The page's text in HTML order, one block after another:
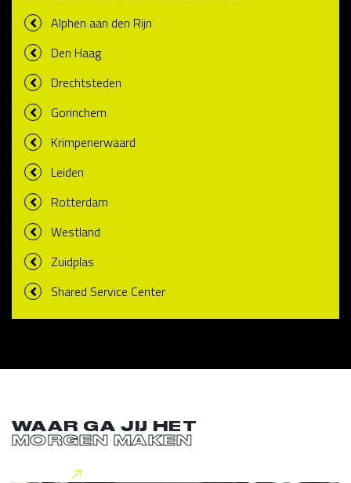
Alphen aan den Rijn
Den Haag
Drechtsteden
Gorinchem
Krimpenerwaard
Leiden
Rotterdam
Westland
Zuidplas
Shared Service Center
WAAR GA JIJ HET
MORGEN MAKEN